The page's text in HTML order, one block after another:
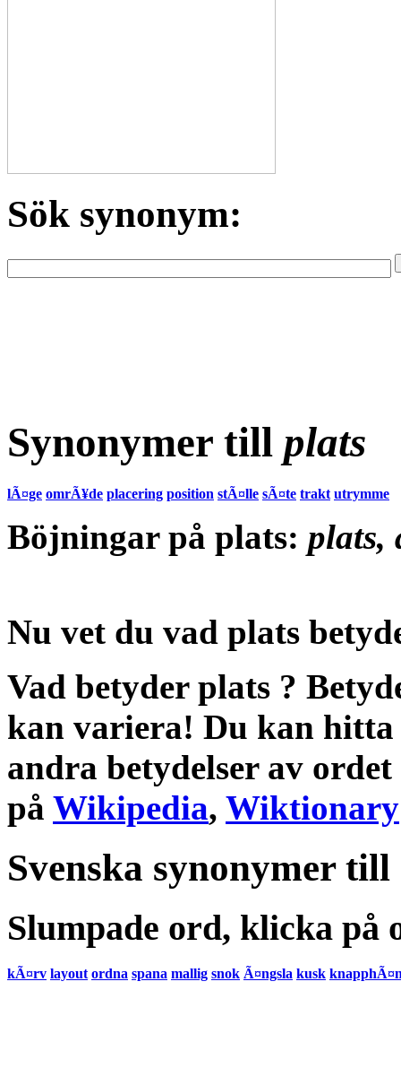
Sök synonym:
Synonymer till plats
lÃ¤ge omrÃ¥de placering position stÃ¤lle sÃ¤te trakt utrymme
Böjningar på plats: plats,
Nu vet du vad plats
Vad betyder plats ?
kan variera! Du kan
andra betydelserav ordet
på Wikipedia, Wiktionary
Svenska synonymer
Slumpade ord, klicka på
kÃ¤rv layout ordna spana mallig snok Ã¤ngsla kusk